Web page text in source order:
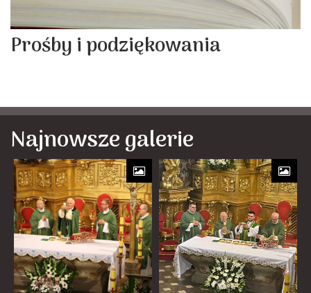
Prośby i podziękowania
Najnowsze galerie